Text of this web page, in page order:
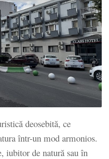
deosebită, ce
într-un mod armonios.
iubitor de natură sau în